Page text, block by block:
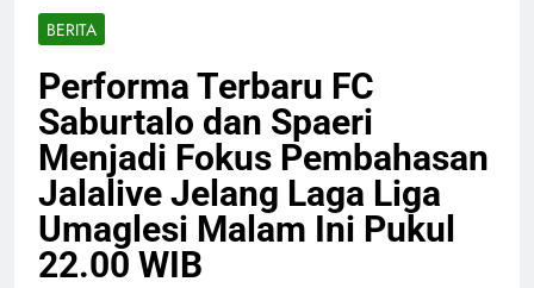
BERITA
Performa Terbaru FC
Saburtalo dan Spaeri
Menjadi Fokus Pembahasan
Jalalive Jelang Laga Liga
Umaglesi Malam Ini Pukul
22.00 WIB